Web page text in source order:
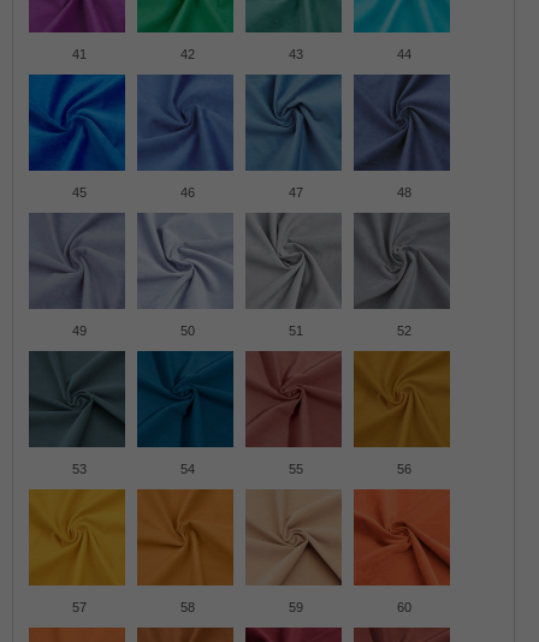
41 42 43 44
45 46 47 48
49 50 51 52
53 54 55 56
57 58 59 60